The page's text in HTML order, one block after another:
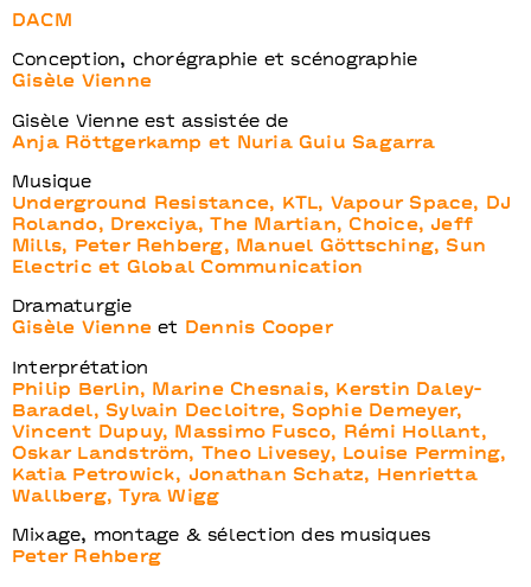
DACM
Conception, chorégraphie et scénographie
Gisèle Vienne
Gisèle Vienne est assistée de
Anja Röttgerkamp et Nuria Guiu Sagarra
Musique
Underground Resistance, KTL, Vapour Space, DJ
Rolando, Drexciya, The Martian, Choice, Jeff
Mills, Peter Rehberg, Manuel Göttsching, Sun
Electric et Global Communication
Dramaturgie
Gisèle Vienne et Dennis Cooper
Interprétation
Philip Berlin, Marine Chesnais, Kerstin Daley-
Baradel, Sylvain Decloitre, Sophie Demeyer,
Vincent Dupuy, Massimo Fusco, Rémi Hollant,
Oskar Landström, Theo Livesey, Louise Perming,
Katia Petrowick, Jonathan Schatz, Henrietta
Wallberg, Tyra Wigg
Mixage, montage & sélection des musiques
Peter Rehberg